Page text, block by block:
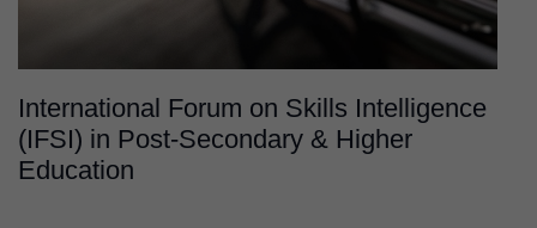
International Forum on Skills Intelligence
(IFSI) in Post-Secondary & Higher
Education